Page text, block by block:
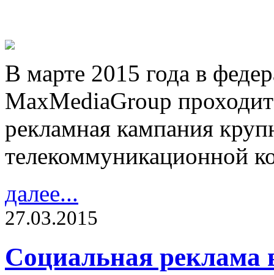
В марте 2015 года в
MaxMediaGroup
рекламная кампания
телекоммуникационной
далее...
27.03.2015
Социальная реклама